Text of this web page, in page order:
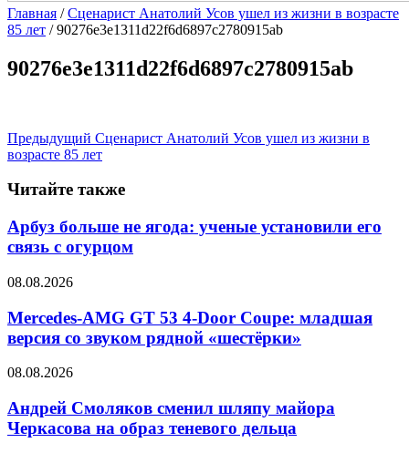
Главная /Сценарист Анатолий Усов ушел из жизни в возрасте
85 лет /90276e3e1311d22f6d6897c2780915ab
90276e3e1311d22f6d6897c2780915ab
Предыдущий Сценарист Анатолий Усов ушел из жизни в
возрасте 85 лет
Читайте также
Арбуз больше не ягода: ученые установили его
связь с огурцом
08.08.2026
Mercedes-AMG GT 53 4-Door Coupe: младшая
версия со звуком рядной «шестёрки»
08.08.2026
Андрей Смоляков сменил шляпу майора
Черкасова на образ теневого дельца